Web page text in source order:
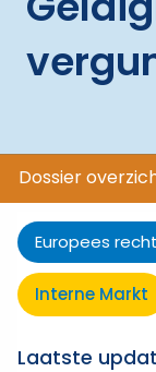
Vrij
van
personen
menu
verkeer
van
goederen
Vrij
verkeer
van
Dossier
Europees
Interne Markt
Laatste